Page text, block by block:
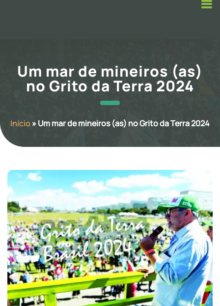
Um mar de mineiros (as)
no Grito da Terra 2024
Início » Um mar de mineiros (as) no Grito da Terra 2024